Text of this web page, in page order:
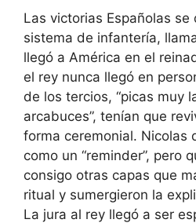
Las victorias Españolas
sistema de infantería,
llegó a América en el
el rey nunca llegó en
de los tercios, “picas muy
arcabuces”, tenían que
forma ceremonial. Nicolas
como un “reminder”, pero
consigo otras capas que
ritual y sumergieron la
La jura al rey llegó a ser